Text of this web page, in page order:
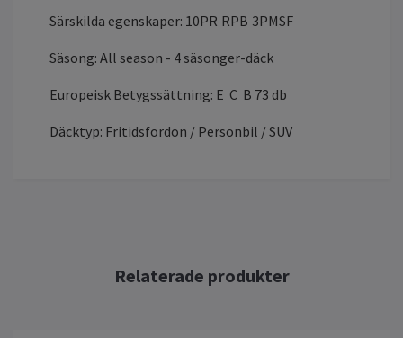
Särskilda egenskaper: 10PR RPB 3PMSF
Säsong: All season - 4 säsonger-däck
Europeisk Betygssättning: E C B 73 db
Däcktyp: Fritidsfordon / Personbil / SUV